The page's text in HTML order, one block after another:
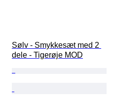
Sølv - Smykkesæt med 2
dele - Tigerøje MOD